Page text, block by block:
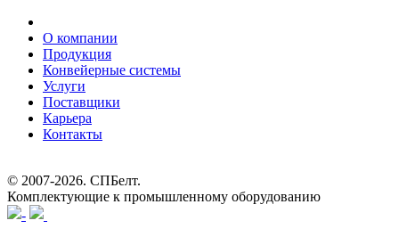
О компании
Продукция
Конвейерные системы
Услуги
Поставщики
Карьера
Контакты
© 2007-2026. СПБелт.
Комплектующие к промышленному оборудованию